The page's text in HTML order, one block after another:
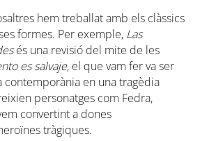
hem treballat amb els clàssics
formes. Per exemple, Las
és una revisió del mite de les
es salvaje, el que vam fer va ser
contemporània en una tragèdia
personatges com Fedra,
convertint a dones
tràgiques.